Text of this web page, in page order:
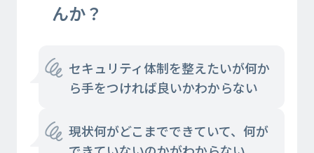
んか？
セキュリティ体制を整えたいが何か
ら手をつければ良いかわからない
現状何がどこまでできていて、何が